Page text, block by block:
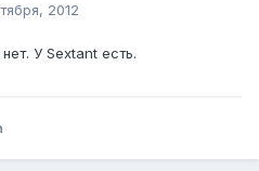
2012
У Sextant есть.